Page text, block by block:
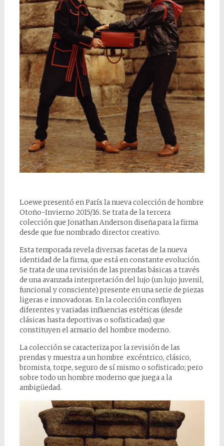
Loewe presentó en París la nueva colección de hombre
Otoño-Invierno 2015/16. Se trata de la tercera
colección que Jonathan Anderson diseña para la firma
desde que fue nombrado director creativo.
Esta temporada revela diversas facetas de la nueva
identidad de la firma, que está en constante evolución.
Se trata de una revisión de las prendas básicas a través
de una avanzada interpretación del lujo (un lujo juvenil,
funcional y consciente) presente en una serie de piezas
ligeras e innovadoras. En la colección confluyen
diferentes y variadas influencias estéticas (desde
clásicas hasta deportivas o sofisticadas) que
constituyen el armario del hombre moderno.
La colección se caracteriza por la revisión de las
prendas y muestra a un hombre excéntrico, clásico,
bromista, torpe, seguro de sí mismo o sofisticado; pero
sobre todo un hombre moderno que juega a la
ambigüedad.